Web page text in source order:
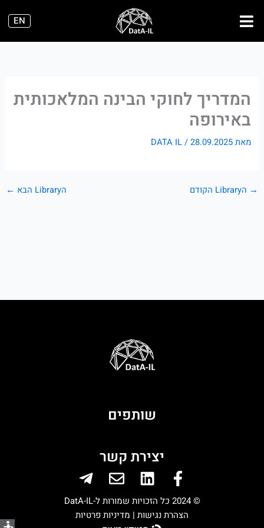
לתוכן
EN
המדריך לחוקי הבינה המלאכותית
באירופה
מאת DATA IL/28.09.2025
→ הLibrary הקודם הLibrary הבא ←
שותפים
יצירת קשר
Facebook-
f
Linkedin
Envelope
Telegram-
plane
© 2024 כל הזכויות שמורות ל-DatA-IL
הצהרת נגישות | מדיניות פרטיות